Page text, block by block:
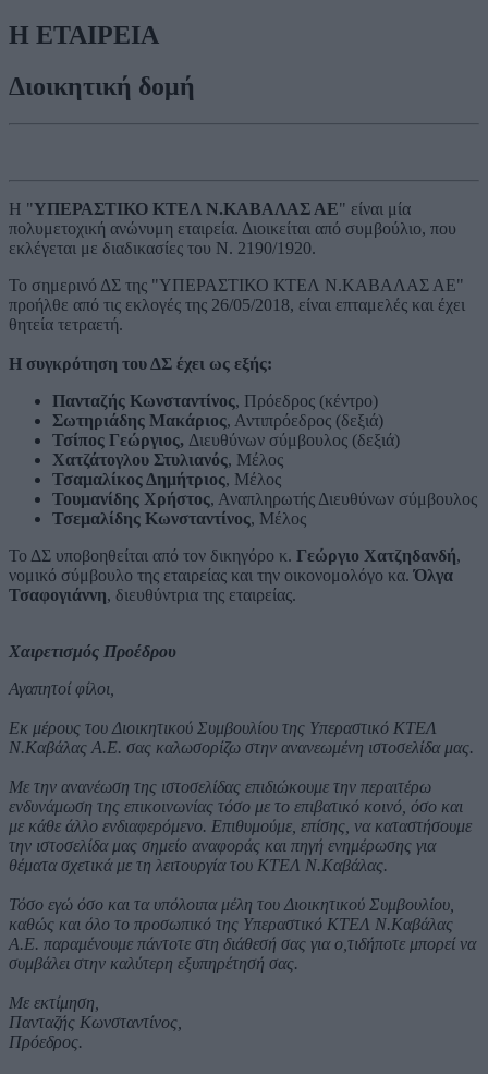
Η ΕΤΑΙΡΕΙΑ
Διοικητική δομή
H "ΥΠΕΡΑΣΤΙΚΟ ΚΤΕΛ Ν.ΚΑΒΑΛΑΣ ΑΕ" είναι μία
πολυμετοχική ανώνυμη εταιρεία. Διοικείται από συμβούλιο, που
εκλέγεται με διαδικασίες του Ν. 2190/1920.
Το σημερινό ΔΣ της "ΥΠΕΡΑΣΤΙΚΟ ΚΤΕΛ Ν.ΚΑΒΑΛΑΣ ΑΕ"
προήλθε από τις εκλογές της 26/05/2018, είναι επταμελές και έχει
θητεία τετραετή.
Η συγκρότηση του ΔΣ έχει ως εξής:
Πανταζής Κωνσταντίνος, Πρόεδρος (κέντρο)
Σωτηριάδης Μακάριος, Αντιπρόεδρος (δεξιά)
Τσίπος Γεώργιος, Διευθύνων σύμβουλος (δεξιά)
Χατζάτογλου Στυλιανός, Μέλος
Τσαμαλίκος Δημήτριος, Μέλος
Τουμανίδης Χρήστος, Αναπληρωτής Διευθύνων σύμβουλος
Τσεμαλίδης Κωνσταντίνος, Μέλος
Το ΔΣ υποβοηθείται από τον δικηγόρο κ. Γεώργιο Χατζηδανδή,
νομικό σύμβουλο της εταιρείας και την οικονομολόγο κα.Όλγα
Τσαφογιάννη, διευθύντρια της εταιρείας.
Χαιρετισμός Προέδρου
Αγαπητοί φίλοι,
Εκ μέρους του Διοικητικού Συμβουλίου της Υπεραστικό ΚΤΕΛ
Ν.Καβάλας Α.Ε. σας καλωσορίζω στην ανανεωμένη ιστοσελίδα μας.
Με την ανανέωση της ιστοσελίδας επιδιώκουμε την περαιτέρω
ενδυνάμωση της επικοινωνίας τόσο με το επιβατικό κοινό, όσο και
με κάθε άλλο ενδιαφερόμενο. Επιθυμούμε, επίσης, να καταστήσουμε
την ιστοσελίδα μας σημείο αναφοράς και πηγή ενημέρωσης για
θέματα σχετικά με τη λειτουργία του ΚΤΕΛ Ν.Καβάλας.
Τόσο εγώ όσο και τα υπόλοιπα μέλη του Διοικητικού Συμβουλίου,
καθώς και όλο το προσωπικό της Υπεραστικό ΚΤΕΛ Ν.Καβάλας
Α.Ε. παραμένουμε πάντοτε στη διάθεσή σας για ο,τιδήποτε μπορεί να
συμβάλει στην καλύτερη εξυπηρέτησή σας.
Με εκτίμηση,
Πανταζής Κωνσταντίνος,
Πρόεδρος.